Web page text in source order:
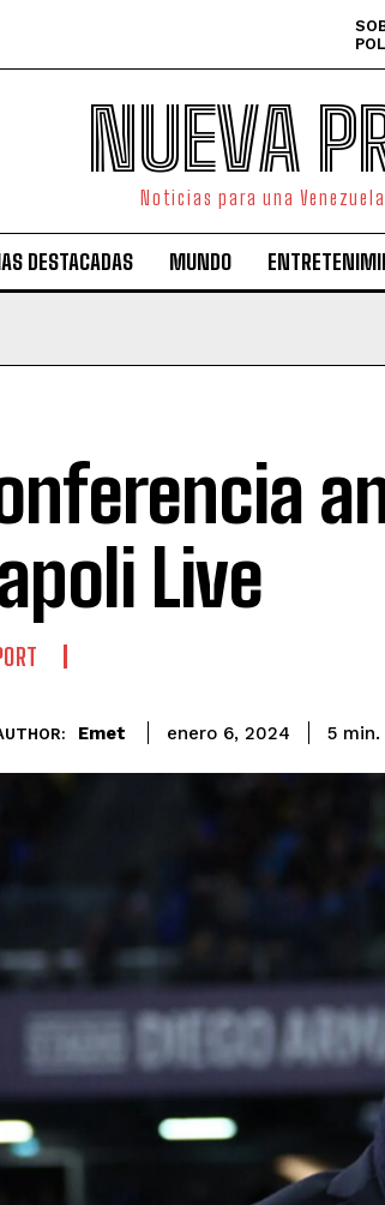
NUEVA
Noticias para una Venezuela
DESTACADAS MUNDO
Live
Emet enero 6, 2024 5 min.